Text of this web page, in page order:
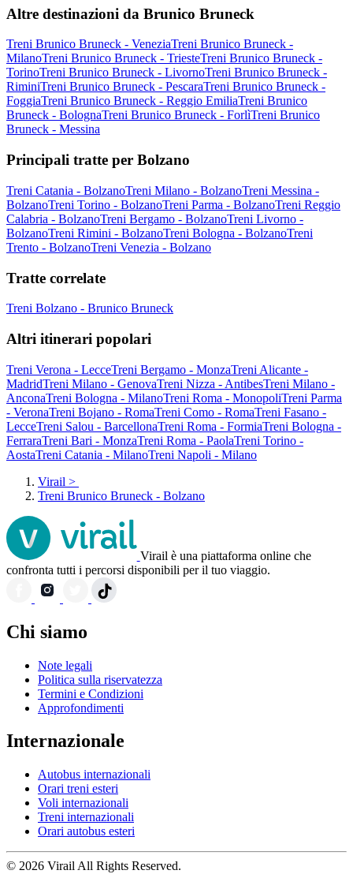
Altre destinazioni da Brunico Bruneck
Treni Brunico Bruneck - VeneziaTreni Brunico Bruneck -
MilanoTreni Brunico Bruneck - TriesteTreni Brunico Bruneck -
TorinoTreni Brunico Bruneck - LivornoTreni Brunico Bruneck -
RiminiTreni Brunico Bruneck - PescaraTreni Brunico Bruneck -
FoggiaTreni Brunico Bruneck - Reggio EmiliaTreni Brunico
Bruneck - BolognaTreni Brunico Bruneck - ForlìTreni Brunico
Bruneck - Messina
Principali tratte per Bolzano
Treni Catania - BolzanoTreni Milano - BolzanoTreni Messina -
BolzanoTreni Torino - BolzanoTreni Parma - BolzanoTreni Reggio
Calabria - BolzanoTreni Bergamo - BolzanoTreni Livorno -
BolzanoTreni Rimini - BolzanoTreni Bologna - BolzanoTreni
Trento - BolzanoTreni Venezia - Bolzano
Tratte correlate
Treni Bolzano - Brunico Bruneck
Altri itinerari popolari
Treni Verona - LecceTreni Bergamo - MonzaTreni Alicante -
MadridTreni Milano - GenovaTreni Nizza - AntibesTreni Milano -
AnconaTreni Bologna - MilanoTreni Roma - MonopoliTreni Parma
- VeronaTreni Bojano - RomaTreni Como - RomaTreni Fasano -
LecceTreni Salou - BarcellonaTreni Roma - FormiaTreni Bologna -
FerraraTreni Bari - MonzaTreni Roma - PaolaTreni Torino -
AostaTreni Catania - MilanoTreni Napoli - Milano
Virail >
Treni Brunico Bruneck - Bolzano
Virail è una piattaforma online che
confronta tutti i percorsi disponibili per il tuo viaggio.
Chi siamo
Note legali
Politica sulla riservatezza
Termini e Condizioni
Approfondimenti
Internazionale
Autobus internazionali
Orari treni esteri
Voli internazionali
Treni internazionali
Orari autobus esteri
© 2026 Virail All Rights Reserved.